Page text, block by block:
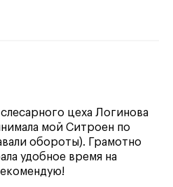
цеха Логинова
мой Ситроен по
обороты). Грамотно
удобное время на